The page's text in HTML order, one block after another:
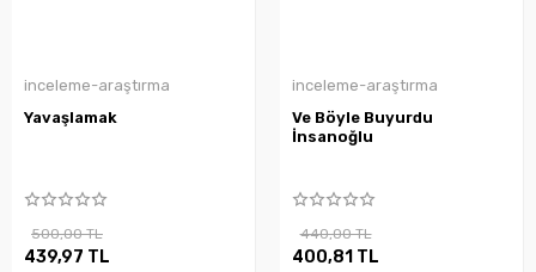
inceleme-araştırma
Yavaşlamak
500,00 TL
439,97 TL
inceleme-araştırma
Ve Böyle Buyurdu
İnsanoğlu
440,00 TL
400,81 TL